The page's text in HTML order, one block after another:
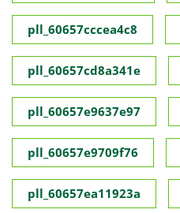
pll_60657cccea4c8
pll_60657cd8a341e
pll_60657e9637e97
pll_60657e9709f76
pll_60657ea11923a